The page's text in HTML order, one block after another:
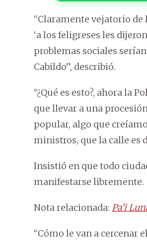
“Claramente vejatorio
‘a los feligreses les
problemas sociales
Cabildo”, describió.
“¿Qué es esto?, ahora la
que llevar a una
popular, algo que
ministros, que la calle es
Insistió en que todo
manifestarse libremente.
Nota relacionada: Pa’i
“Cómo le van a cercenar